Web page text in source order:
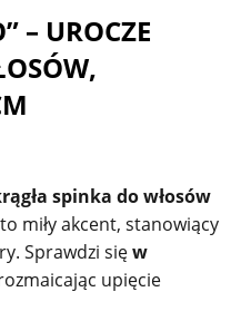
– UROCZE
spinka do włosów
to miły akcent, stanowiący
Sprawdzi sięw
upięcie